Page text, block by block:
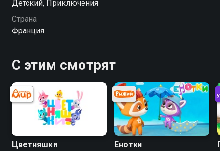
Посмотреть онлайн 2 сезон сериала Чупи идёт в
школу вы можете совершенно бесплатно в
хорошем HD качестве на Смотрёшке
Детский, Приключения
Страна
Франция
С этим смотрят
Цветняшки Енотки